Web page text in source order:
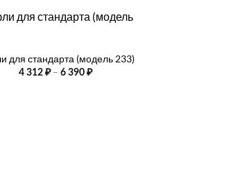
для стандарта (модель 233)
4 312₽ – 6 390₽Диапазон